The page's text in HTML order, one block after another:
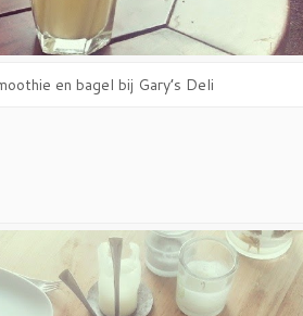
en bagel bij Gary’s Deli